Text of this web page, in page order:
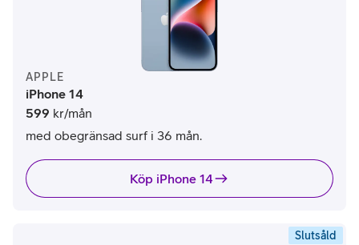
APPLE
iPhone 14
599 kr/mån
med obegränsad surf i 36 mån.
Köp iPhone 14
Slutsåld